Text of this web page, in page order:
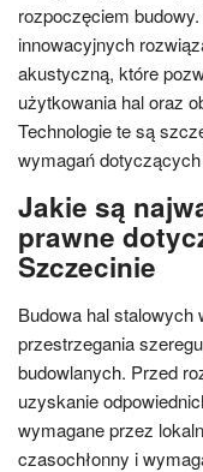
rozpoczęciem
innowacyjnych
akustyczną, które
użytkowania hal oraz
Technologie te są
wymagań
Jakie są
prawne
Szczecinie
Budowa hal
przestrzegania
budowlanych. Przed
uzyskanie
wymagane przez
czasochłonny i